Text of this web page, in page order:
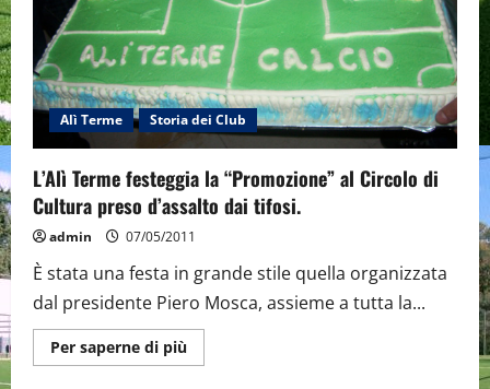
Alì Terme Storia dei Club
L’Alì Terme festeggia la “Promozione” al Circolo di
Cultura preso d’assalto dai tifosi.
admin 07/05/2011
È stata una festa in grande stile quella organizzata
dal presidente Piero Mosca, assieme a tutta la...
Per saperne di piùMaggiori
informazioni